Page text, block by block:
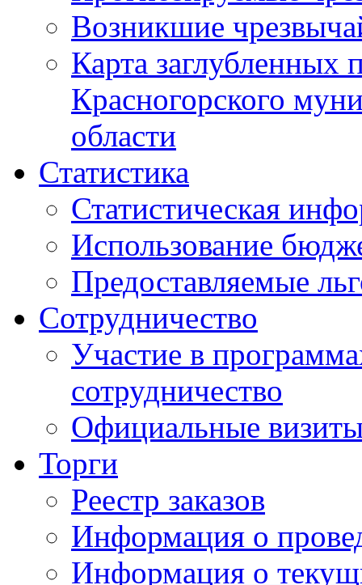
Возникшие
Карта
Красногорского
области
Статистика
Статистическая
Использование
Предоставляемые
Сотрудничество
Участие в
сотрудничество
Официальные
Торги
Реестр заказов
Информация о
Информация о